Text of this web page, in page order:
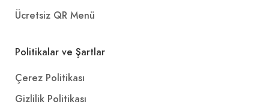
Ücretsiz QR Menü
Politikalar ve Şartlar
Çerez Politikası
Gizlilik Politikası